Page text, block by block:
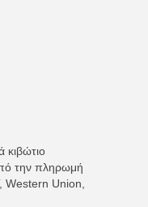
κιβώτιο
την πληρωμή
Western Union,